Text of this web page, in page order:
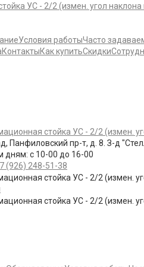
Условия работыЧасто
КонтактыКак купитьСкидки
Панфиловский пр-т, д. 8. З-д
дням: с 10-00 до 16-00
(926) 248-51-38